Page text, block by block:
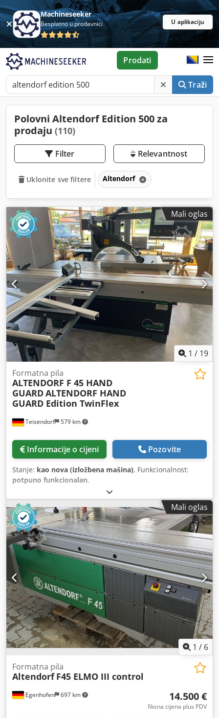
Machineseeker
Besplatno u prodavnici U aplikaciju
Traži
Prodati
Polovni Altendorf Edition 500 za
prodaju (110)
Filter Relevantnost
Uklonite sve filtere Altendorf
Mali oglas
1 / 19
Teisendorf 579 km
Formatna pila
ALTENDORF F 45 HAND
GUARDALTENDORF HAND
GUARD Edition TwinFlex
Informacije o cijeni Pozovite
Stanje: kao nova (izložbena mašina), Funkcionalnost:
potpuno funkcionalan,
Mali oglas
1 / 6
Egenhofen 697 km
Formatna pila
Altendorf F45 ELMO III control
14.500 €
fiksna cijena plus PDV